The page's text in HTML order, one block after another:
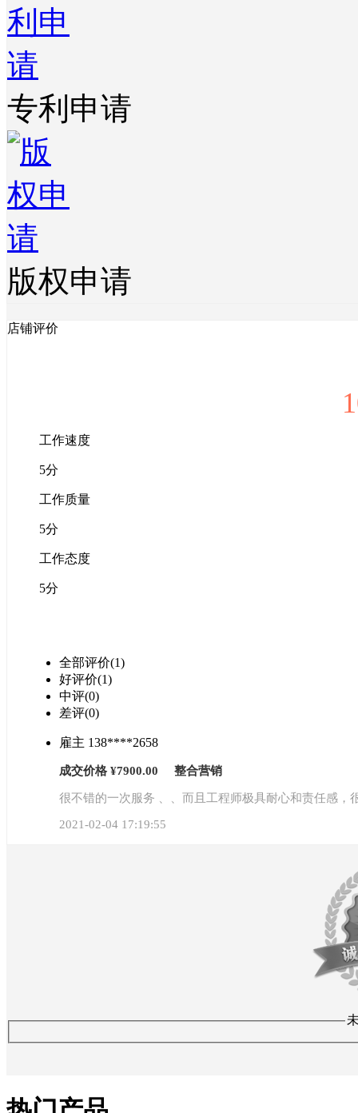
专利申请
版权申请
店铺评价
工作速度
5分
工作质量
5分
工作态度
5分
全部评价(1)
好评价(1)
中评(0)
差评(0)
雇主 138****2658
成交价格 ¥7900.00 整合营销
很不错的一次服务 、、而且工程师极具耐心和责任感，
2021-02-04 17:19:55